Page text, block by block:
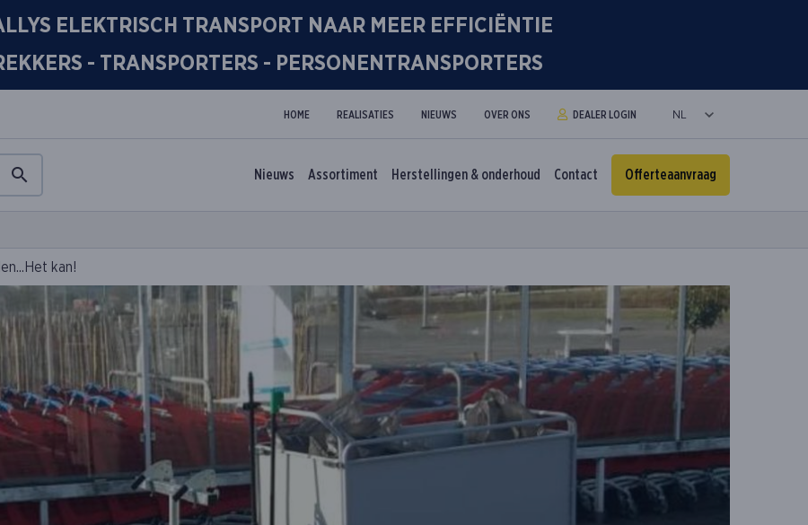
ELEKTRISCH TRANSPORT NAAR MEER EFFICIËNTIE
- TRANSPORTERS - PERSONENTRANSPORTERS
HOME REALISATIES NIEUWS OVER ONS DEALER LOGIN
Nieuws Assortiment Herstellingen & onderhoud Contact Offerteaanvraag
kan!